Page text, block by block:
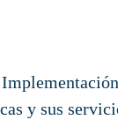
y sus